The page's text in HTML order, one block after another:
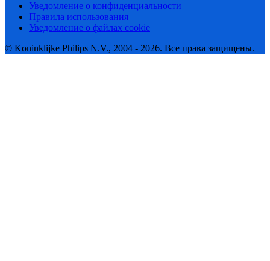
Уведомление о конфиденциальности
Правила использования
Уведомление о файлах cookie
© Koninklijke Philips N.V., 2004 - 2026. Все права защищены.